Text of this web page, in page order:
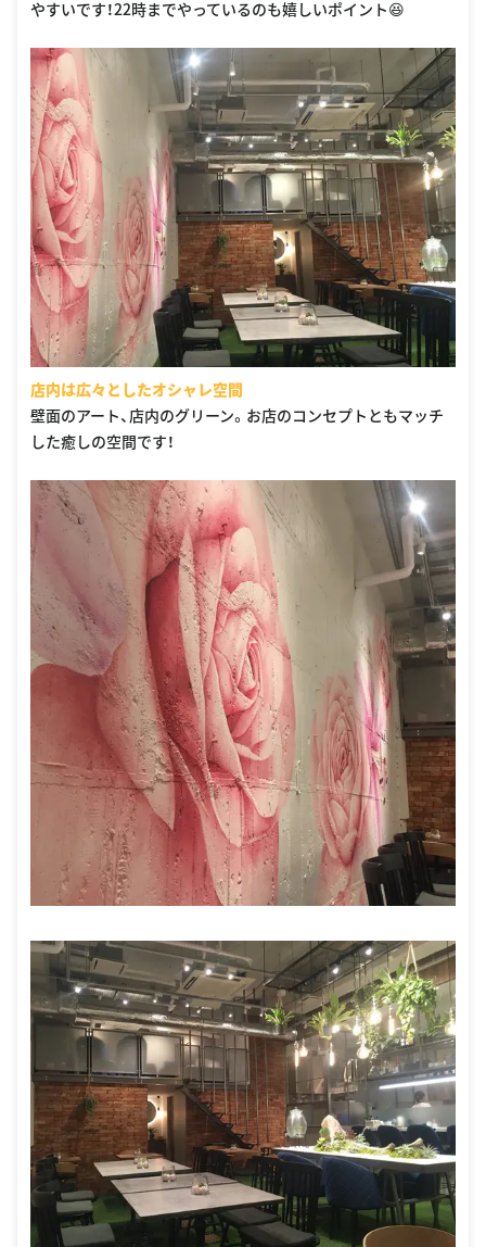
やすいです！22時までやっているのも嬉しいポイント😆
店内は広々としたオシャレ空間
壁面のアート、店内のグリーン。お店のコンセプトともマッチ
した癒しの空間です！